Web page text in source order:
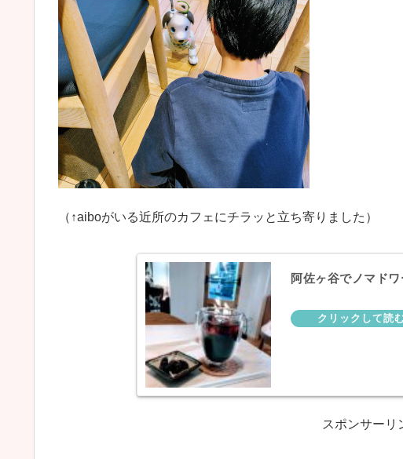
（↑aiboがいる近所のカフェにチラッと立ち寄りました）
阿佐ヶ谷でノマド
スポンサーリ